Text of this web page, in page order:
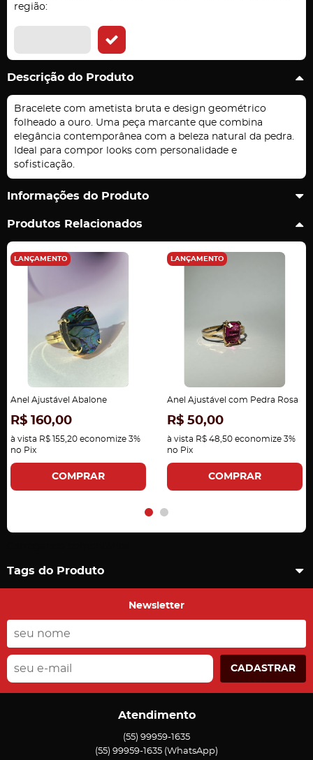
região:
Descrição do Produto
Bracelete com ametista bruta e design geométrico
folheado a ouro. Uma peça marcante que combina
elegância contemporânea com a beleza natural da pedra.
Ideal para compor looks com personalidade e
sofisticação.
Informações do Produto
Produtos Relacionados
LANÇAMENTO
Anel Ajustável Abalone
R$ 160,00
à vista R$ 155,20 economize 3%
no Pix
COMPRAR
LANÇAMENTO
Anel Ajustável com Pedra Rosa
R$ 50,00
à vista R$ 48,50 economize 3%
no Pix
COMPRAR
Tags do Produto
Newsletter
CADASTRAR
Atendimento
(55) 99959-1635
(55) 99959-1635 (WhatsApp)